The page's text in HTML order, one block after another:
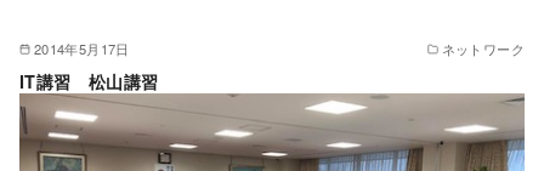
2014年5月17日 ネットワーク
IT講習 松山講習